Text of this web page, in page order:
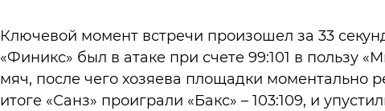
Ключевой момент встречи произошел за 33
«Финикс» был в атаке при счете 99:101 в пользу
мяч, после чего хозяева площадки моментально
итоге «Санз» проиграли «Бакс» – 103:109, и